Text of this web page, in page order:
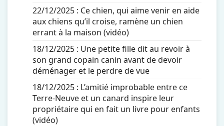
22/12/2025 : Ce chien, qui aime venir en aide
aux chiens qu’il croise, ramène un chien
errant à la maison (vidéo)
18/12/2025 : Une petite fille dit au revoir à
son grand copain canin avant de devoir
déménager et le perdre de vue
18/12/2025 : L’amitié improbable entre ce
Terre-Neuve et un canard inspire leur
propriétaire qui en fait un livre pour enfants
(vidéo)